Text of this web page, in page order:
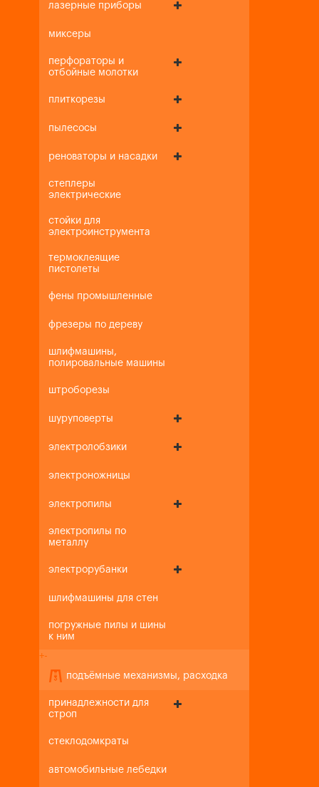
лазерные приборы
миксеры
перфораторы и
отбойные молотки
плиткорезы
пылесосы
реноваторы и насадки
степлеры
электрические
стойки для
электроинструмента
термоклеящие
пистолеты
фены промышленные
фрезеры по дереву
шлифмашины,
полировальные машины
штроборезы
шуруповерты
электролобзики
электроножницы
электропилы
электропилы по
металлу
электрорубанки
шлифмашины для стен
погружные пилы и шины
к ним
+-
подъёмные механизмы, расходка
принадлежности для
строп
стеклодомкраты
автомобильные лебедки